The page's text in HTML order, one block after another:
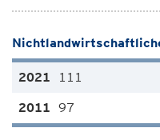
111
97